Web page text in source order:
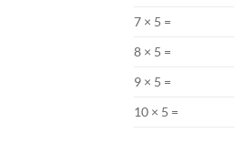
7 × 5 =
8 × 5 =
9 × 5 =
10 × 5 =